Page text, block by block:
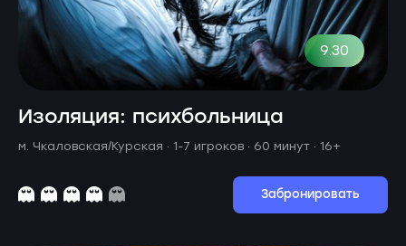
9.30
Изоляция: психбольница
м. Чкаловская/Курская · 1-7 игроков · 60 минут · 16+
Забронировать